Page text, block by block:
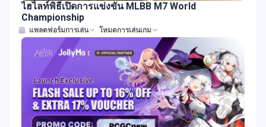
ไฮไลท์พิธีเปิดการแข่งขัน MLBB M7 World
Championship
แพลตฟอร์มการเล่น โหมดการเล่นเกม